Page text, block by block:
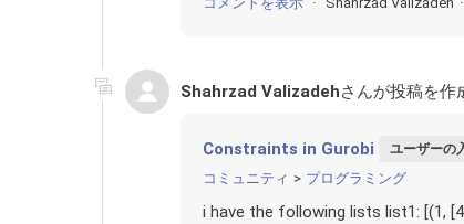
Shahrzad Valizadehさんが投稿を作
Constraints in Gurobi ユーザーの
コミュニティ プログラミング
i have the following lists list1: [(1,